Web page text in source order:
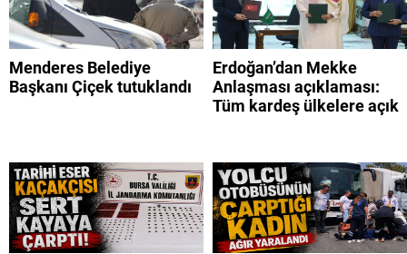
Menderes Belediye
Başkanı Çiçek tutuklandı
Erdoğan’dan Mekke
Anlaşması açıklaması:
Tüm kardeş ülkelere açık